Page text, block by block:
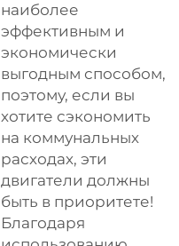
наиболее
эффективным и
экономически
выгодным способом,
поэтому, если вы
хотите сэкономить
на коммунальных
расходах, эти
двигатели должны
быть в приоритете!
Благодаря